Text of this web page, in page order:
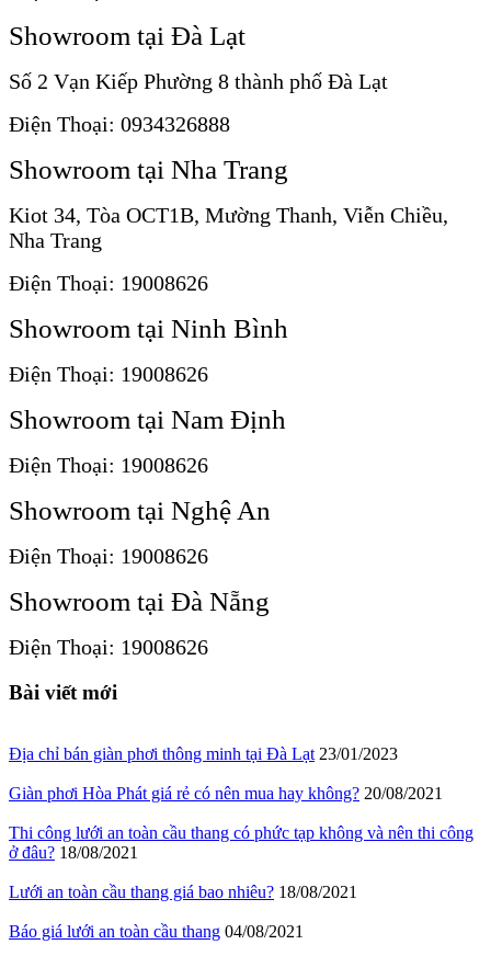
Showroom tại Đà Lạt
Số 2 Vạn Kiếp Phường 8 thành phố Đà Lạt
Điện Thoại: 0934326888
Showroom tại Nha Trang
Kiot 34, Tòa OCT1B, Mường Thanh, Viễn Chiều,
Nha Trang
Điện Thoại: 19008626
Showroom tại Ninh Bình
Điện Thoại: 19008626
Showroom tại Nam Định
Điện Thoại: 19008626
Showroom tại Nghệ An
Điện Thoại: 19008626
Showroom tại Đà Nẵng
Điện Thoại: 19008626
Bài viết mới
Địa chỉ bán giàn phơi thông minh tại Đà Lạt 23/01/2023
Giàn phơi Hòa Phát giá rẻ có nên mua hay không? 20/08/2021
Thi công lưới an toàn cầu thang có phức tạp không và nên thi công
ở đâu? 18/08/2021
Lưới an toàn cầu thang giá bao nhiêu? 18/08/2021
Báo giá lưới an toàn cầu thang 04/08/2021